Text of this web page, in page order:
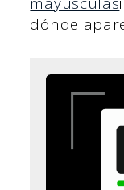
dónde